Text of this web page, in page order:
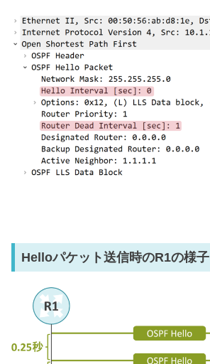
Helloパケット送信時のR1の様子